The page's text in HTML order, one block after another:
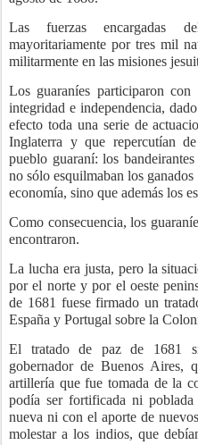
Las fuerzas encargadas
mayoritariamente por tres mil
militarmente en las misiones
Los guaraníes participaron
integridad e independencia,
efecto toda una serie de
Inglaterra y que repercutían
pueblo guaraní: los
no sólo esquilmaban los
economía, sino que además los
Como consecuencia, los
encontraron.
La lucha era justa, pero la
por el norte y por el oeste
de 1681 fuese firmado un
España y Portugal sobre la
El tratado de paz de 1681
gobernador de Buenos Aires,
artillería que fue tomada de la
podía ser fortificada ni
nueva ni con el aporte de
molestar a los indios, que